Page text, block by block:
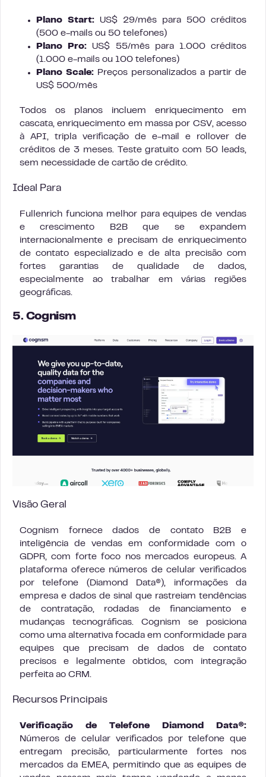
Plano Start: US$ 29/mês para 500 créditos
(500 e-mails ou 50 telefones)
Plano Pro: US$ 55/mês para 1.000 créditos
(1.000 e-mails ou 100 telefones)
Plano Scale: Preços personalizados a partir de
US$ 500/mês
Todos os planos incluem enriquecimento em
cascata, enriquecimento em massa por CSV, acesso
à API, tripla verificação de e-mail e rollover de
créditos de 3 meses. Teste gratuito com 50 leads,
sem necessidade de cartão de crédito.
Ideal Para
Fullenrich funciona melhor para equipes de vendas
e crescimento B2B que se expandem
internacionalmente e precisam de enriquecimento
de contato especializado e de alta precisão com
fortes garantias de qualidade de dados,
especialmente ao trabalhar em várias regiões
geográficas.
5. Cognism
Visão Geral
Cognism fornece dados de contato B2B e
inteligência de vendas em conformidade com o
GDPR, com forte foco nos mercados europeus. A
plataforma oferece números de celular verificados
por telefone (Diamond Data®), informações da
empresa e dados de sinal que rastreiam tendências
de contratação, rodadas de financiamento e
mudanças tecnográficas. Cognism se posiciona
como uma alternativa focada em conformidade para
equipes que precisam de dados de contato
precisos e legalmente obtidos, com integração
perfeita ao CRM.
Recursos Principais
Verificação de Telefone Diamond Data®:
Números de celular verificados por telefone que
entregam precisão, particularmente fortes nos
mercados da EMEA, permitindo que as equipes de